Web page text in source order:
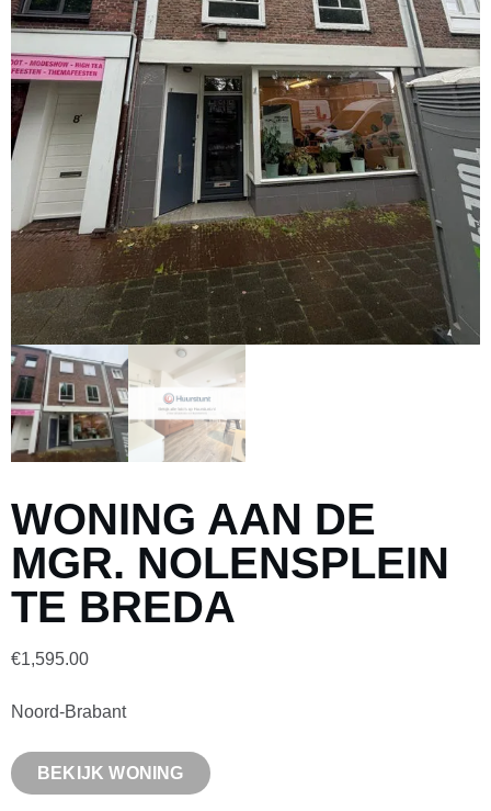
WONING AAN DE
MGR. NOLENSPLEIN
TE BREDA
€1,595.00
Noord-Brabant
BEKIJK WONING